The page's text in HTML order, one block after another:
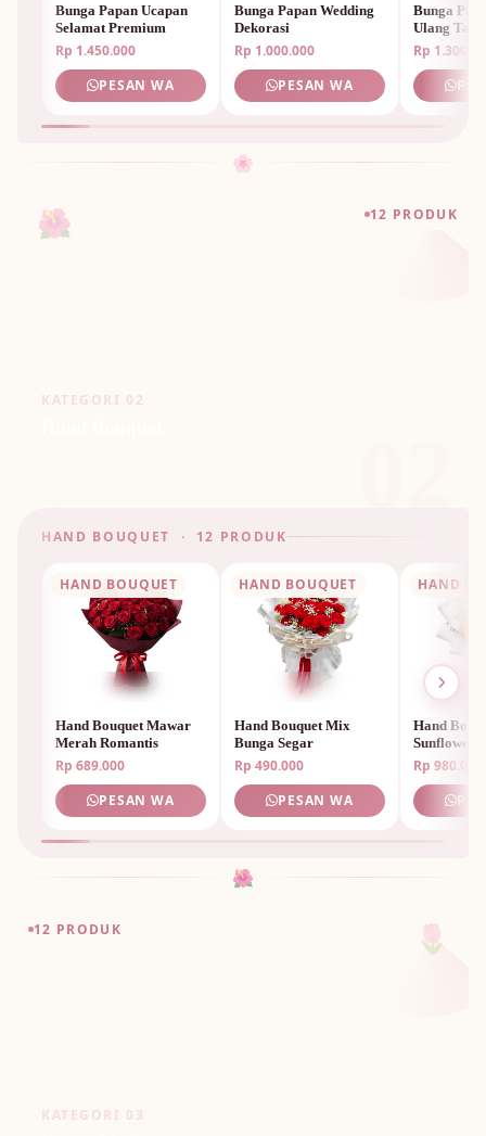
Bunga Papan Ucapan
Selamat Premium
Rp 1.450.000
PESAN WA
Bunga Papan Wedding
Dekorasi
Rp 1.000.000
PESAN WA
Bunga
Ulang
Unik
Rp
🌸
12 PRODUK
🌺
KATEGORI 02
HAND BOUQUET · 12 PRODUK
HAND BOUQUET
Hand Bouquet Mawar
Merah Romantis
Rp 689.000
PESAN WA
HAND BOUQUET
Hand Bouquet Mix
Bunga Segar
Rp 490.000
PESAN WA
HAND
Hand
Sunflower
Rp 980.000
🌺
12 PRODUK 🌷
KATEGORI 03